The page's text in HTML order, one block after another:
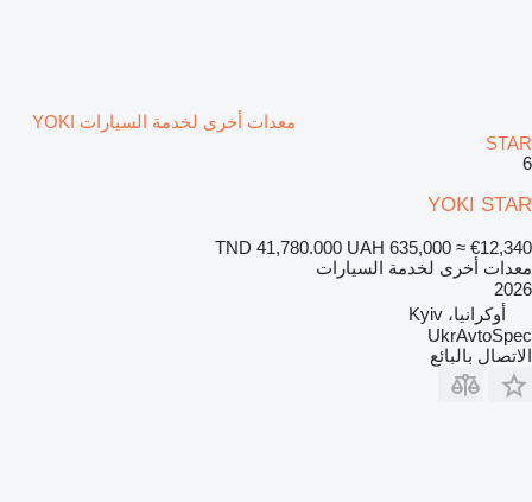
معدات أخرى لخدمة السيارات YOKI
STAR
6
YOKI STAR
TND 41,780.000 UAH 635,000 ≈ €12,340
معدات أخرى لخدمة السيارات
2026
أوكرانيا، Kyiv
UkrAvtoSpec
الاتصال بالبائع